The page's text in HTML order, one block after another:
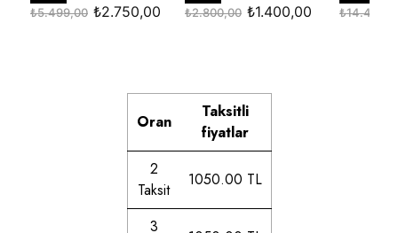
Oran
Taksitli
fiyatlar
2
Taksit
1050.00 TL
3